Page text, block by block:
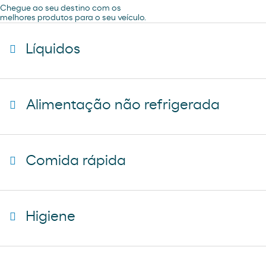
Chegue ao seu destino com os
melhores produtos para o seu veículo.
Líquidos
coca-cola
cerveza mahou clasica
Alimentação não refrigerada
donuts
galletas filipinos
Comida rápida
caffe latte kaiku
Higiene